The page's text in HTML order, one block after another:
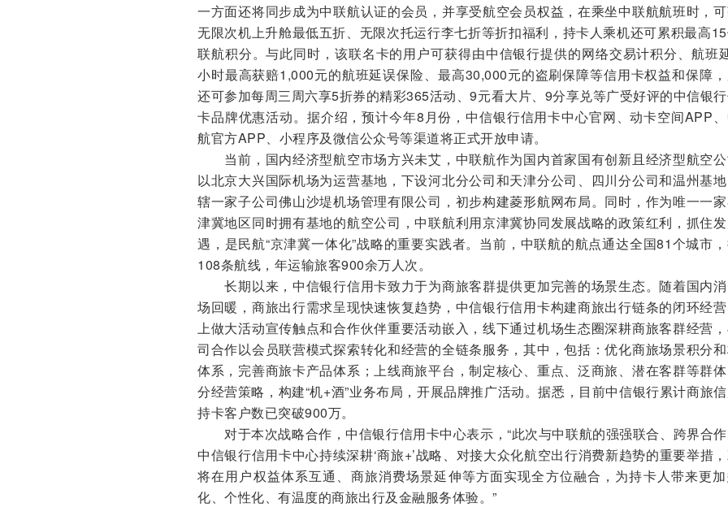
一方面还将同步成为中联航认证的会员，并享受航空会员权益，在乘坐中联航航班时，
无限次机上升舱最低五折、无限次托运行李七折等折扣福利，持卡人乘机还可累积最高
联航积分。与此同时，该联名卡的用户可获得由中信银行提供的网络交易计积分、航班
小时最高获赔1,000元的航班延误保险、最高30,000元的盗刷保障等信用卡权益和保障
还可参加每周三周六享5折券的精彩365活动、9元看大片、9分享兑等广受好评的中信银
卡品牌优惠活动。据介绍，预计今年8月份，中信银行信用卡中心官网、动卡空间APP
航官方APP、小程序及微信公众号等渠道将正式开放申请。
当前，国内经济型航空市场方兴未艾，中联航作为国内首家国有创新且经济型航空
以北京大兴国际机场为运营基地，下设河北分公司和天津分公司、四川分公司和温州基
辖一家子公司佛山沙堤机场管理有限公司，初步构建菱形航网布局。同时，作为唯一一
津冀地区同时拥有基地的航空公司，中联航利用京津冀协同发展战略的政策红利，抓住
遇，是民航“京津冀一体化”战略的重要实践者。当前，中联航的航点通达全国81个城市
108条航线，年运输旅客900余万人次。
长期以来，中信银行信用卡致力于为商旅客群提供更加完善的场景生态。随着国内
场回暖，商旅出行需求呈现快速恢复趋势，中信银行信用卡构建商旅出行链条的闭环经
上做大活动宣传触点和合作伙伴重要活动嵌入，线下通过机场生态圈深耕商旅客群经营
司合作以会员联营模式探索转化和经营的全链条服务，其中，包括：优化商旅场景积分
体系，完善商旅卡产品体系；上线商旅平台，制定核心、重点、泛商旅、潜在客群等群
分经营策略，构建“机+酒”业务布局，开展品牌推广活动。据悉，目前中信银行累计商旅
持卡客户数已突破900万。
对于本次战略合作，中信银行信用卡中心表示，“此次与中联航的强强联合、跨界合
中信银行信用卡中心持续深耕‘商旅+’战略、对接大众化航空出行消费新趋势的重要举措
将在用户权益体系互通、商旅消费场景延伸等方面实现全方位融合，为持卡人带来更
化、个性化、有温度的商旅出行及金融服务体验。”